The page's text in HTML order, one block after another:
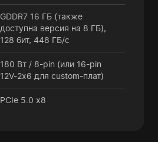
GDDR7 16 ГБ (также
доступна версия на 8 ГБ),
128 бит, 448 ГБ/с
180 Вт / 8-pin (или 16-pin
12V-2x6 для custom-плат)
PCIe 5.0 x8